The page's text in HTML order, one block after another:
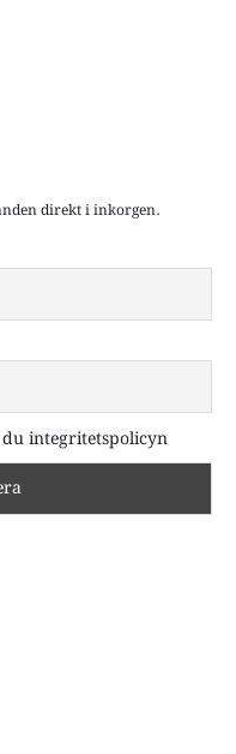
direkt i inkorgen.
integritetspolicyn